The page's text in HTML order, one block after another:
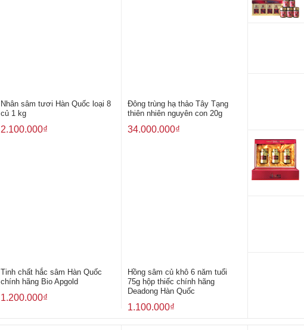
Nhân sâm tươi Hàn Quốc loại 8
củ 1 kg
2.100.000₫
Đông trùng hạ thảo Tây Tạng
thiên nhiên nguyên con 20g
34.000.000₫
Tinh chất hắc sâm Hàn Quốc
chính hãng Bio Apgold
1.200.000₫
Hồng sâm củ khô 6 năm tuổi
75g hộp thiếc chính hãng
Deadong Hàn Quốc
1.100.000₫